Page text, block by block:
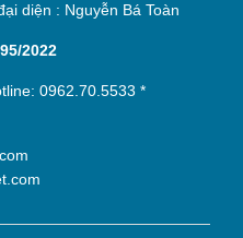
diện : Nguyễn Bá Toàn
2022
0962.70.5533 *